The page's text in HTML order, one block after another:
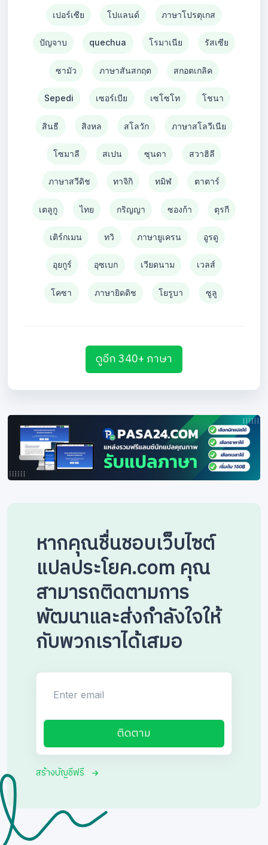
เปอร์เซีย โปแลนด์ ภาษาโปรตุเกส
ปัญจาบ quechua โรมาเนีย รัสเซีย
ซามัว ภาษาสันสกฤต สกอตเกลิค
Sepedi เซอร์เบีย เซโซโท โชนา
สินธี สิงหล สโลวัก ภาษาสโลวีเนีย
โซมาลี สเปน ซุนดา สวาฮิลี
ภาษาสวีดิช ทาจิกิ ทมิฬ ตาตาร์
เตลูกู ไทย กริญญา ซองก้า ตุรกี
เติร์กเมน ทวิ ภาษายูเครน อูรดู
อุยกูร์ อุซเบก เวียดนาม เวลส์
โคซา ภาษายิดดิช โยรูบา ซูลู
ดูอีก 340+ ภาษา
หากคุณชื่นชอบเว็บไซต์
แปลประโยค.com คุณ
สามารถติดตามการ
พัฒนาและส่งกำลังใจให้
กับพวกเราได้เสมอ
ติดตาม
สร้างบัญชีฟรี